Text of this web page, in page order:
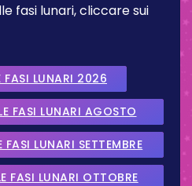
fasi lunari, cliccare sui
FASI LUNARI 2026
FASI LUNARI AGOSTO
2026
FASI LUNARI SETTEMBRE
2026
FASI LUNARI OTTOBRE